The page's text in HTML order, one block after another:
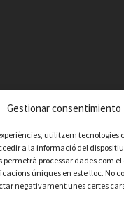
Gestionar consentimiento
utilitzem tecnologies
a la informació del
permetrà processar dades com
úniques en este lloc. No
negativament unes certes